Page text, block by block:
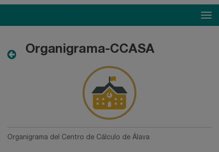
Organigrama-CCASA
Organigrama del Centro de Cálculo de Álava